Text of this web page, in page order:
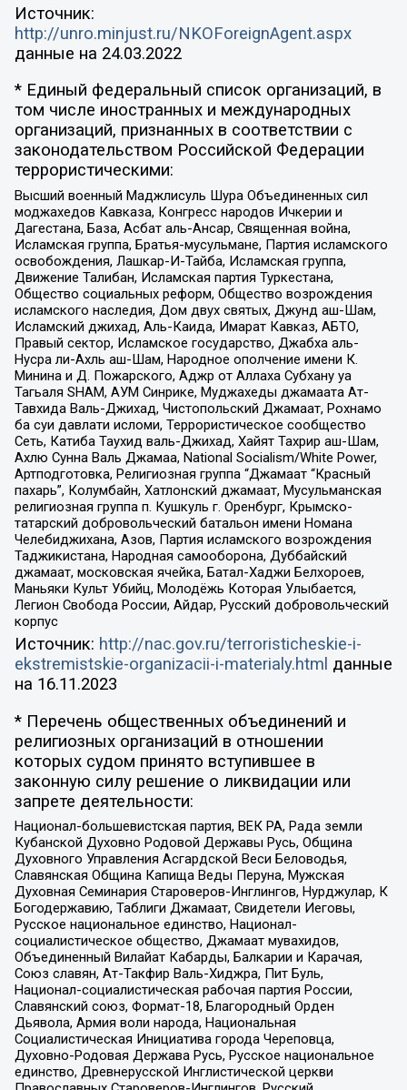
Источник:
http://unro.minjust.ru/NKOForeignAgent.aspx
данные на 24.03.2022
* Единый федеральный список организаций, в
том числе иностранных и международных
организаций, признанных в соответствии с
законодательством Российской Федерации
террористическими:
Высший военный Маджлисуль Шура Объединенных сил
моджахедов Кавказа, Конгресс народов Ичкерии и
Дагестана, База, Асбат аль-Ансар, Священная война,
Исламская группа, Братья-мусульмане, Партия исламского
освобождения, Лашкар-И-Тайба, Исламская группа,
Движение Талибан, Исламская партия Туркестана,
Общество социальных реформ, Общество возрождения
исламского наследия, Дом двух святых, Джунд аш-Шам,
Исламский джихад, Аль-Каида, Имарат Кавказ, АБТО,
Правый сектор, Исламское государство, Джабха аль-
Нусра ли-Ахль аш-Шам, Народное ополчение имени К.
Минина и Д. Пожарского, Аджр от Аллаха Субхану уа
Тагьаля SHAM, АУМ Синрике, Муджахеды джамаата Ат-
Тавхида Валь-Джихад, Чистопольский Джамаат, Рохнамо
ба суи давлати исломи, Террористическое сообщество
Сеть, Катиба Таухид валь-Джихад, Хайят Тахрир аш-Шам,
Ахлю Сунна Валь Джамаа, National Socialism/White Power,
Артподготовка, Религиозная группа “Джамаат “Красный
пахарь”, Колумбайн, Хатлонский джамаат, Мусульманская
религиозная группа п. Кушкуль г. Оренбург, Крымско-
татарский добровольческий батальон имени Номана
Челебиджихана, Азов, Партия исламского возрождения
Таджикистана, Народная самооборона, Дуббайский
джамаат, московская ячейка, Батал-Хаджи Белхороев,
Маньяки Культ Убийц, Молодёжь Которая Улыбается,
Легион Свобода России, Айдар, Русский добровольческий
корпус
Источник: http://nac.gov.ru/terroristicheskie-i-
ekstremistskie-organizacii-i-materialy.html данные
на 16.11.2023
* Перечень общественных объединений и
религиозных организаций в отношении
которых судом принято вступившее в
законную силу решение о ликвидации или
запрете деятельности:
Национал-большевистская партия, ВЕК РА, Рада земли
Кубанской Духовно Родовой Державы Русь, Община
Духовного Управления Асгардской Веси Беловодья,
Славянская Община Капища Веды Перуна, Мужская
Духовная Семинария Староверов-Инглингов, Нурджулар, К
Богодержавию, Таблиги Джамаат, Свидетели Иеговы,
Русское национальное единство, Национал-
социалистическое общество, Джамаат мувахидов,
Объединенный Вилайат Кабарды, Балкарии и Карачая,
Союз славян, Ат-Такфир Валь-Хиджра, Пит Буль,
Национал-социалистическая рабочая партия России,
Славянский союз, Формат-18, Благородный Орден
Дьявола, Армия воли народа, Национальная
Социалистическая Инициатива города Череповца,
Духовно-Родовая Держава Русь, Русское национальное
единство, Древнерусской Инглистической церкви